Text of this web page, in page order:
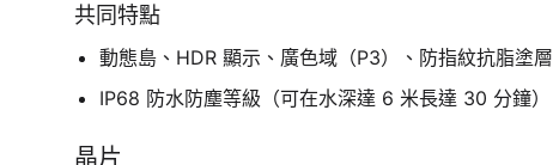
共同特點
動態島、HDR 顯示、廣色域（P3）、防指紋抗脂塗層
IP68 防水防塵等級（可在水深達 6 米長達 30 分鐘）
晶片